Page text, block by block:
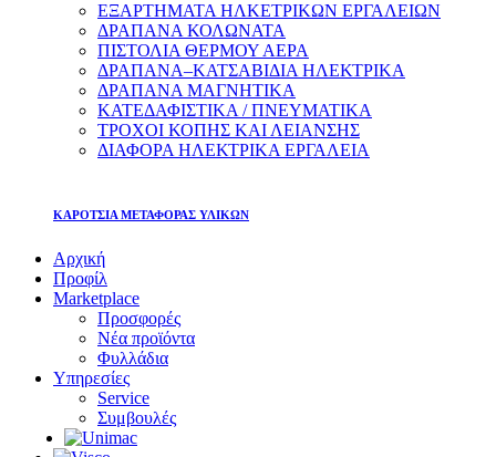
ΕΞΑΡΤΗΜΑΤΑ ΗΛΚΕΤΡΙΚΩΝ ΕΡΓΑΛΕΙΩΝ
ΔΡΑΠΑΝΑ ΚΟΛΩΝΑΤΑ
ΠΙΣΤΟΛΙΑ ΘΕΡΜΟΥ ΑΕΡΑ
ΔΡΑΠΑΝΑ–ΚΑΤΣΑΒΙΔΙΑ ΗΛΕΚΤΡΙΚΑ
ΔΡΑΠΑΝΑ ΜΑΓΝΗΤΙΚΑ
ΚΑΤΕΔΑΦΙΣΤΙΚΑ / ΠΝΕΥΜΑΤΙΚΑ
ΤΡΟΧΟΙ ΚΟΠΗΣ ΚΑΙ ΛΕΙΑΝΣΗΣ
ΔΙΑΦΟΡΑ ΗΛΕΚΤΡΙΚΑ ΕΡΓΑΛΕΙΑ
ΚΑΡΟΤΣΙΑ ΜΕΤΑΦΟΡΑΣ ΥΛΙΚΩΝ
Αρχική
Προφίλ
Marketplace
Προσφορές
Νέα προϊόντα
Φυλλάδια
Υπηρεσίες
Service
Συμβουλές